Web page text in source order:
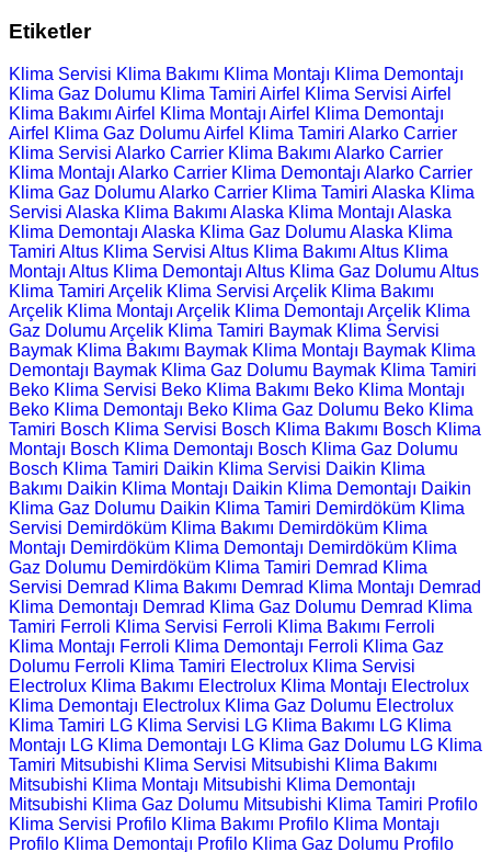
Etiketler
Klima Servisi Klima Bakımı Klima Montajı Klima Demontajı
Klima Gaz Dolumu Klima Tamiri Airfel Klima Servisi Airfel
Klima Bakımı Airfel Klima Montajı Airfel Klima Demontajı
Airfel Klima Gaz Dolumu Airfel Klima Tamiri Alarko Carrier
Klima Servisi Alarko Carrier Klima Bakımı Alarko Carrier
Klima Montajı Alarko Carrier Klima Demontajı Alarko Carrier
Klima Gaz Dolumu Alarko Carrier Klima Tamiri Alaska Klima
Servisi Alaska Klima Bakımı Alaska Klima Montajı Alaska
Klima Demontajı Alaska Klima Gaz Dolumu Alaska Klima
Tamiri Altus Klima Servisi Altus Klima Bakımı Altus Klima
Montajı Altus Klima Demontajı Altus Klima Gaz Dolumu Altus
Klima Tamiri Arçelik Klima Servisi Arçelik Klima Bakımı
Arçelik Klima Montajı Arçelik Klima Demontajı Arçelik Klima
Gaz Dolumu Arçelik Klima Tamiri Baymak Klima Servisi
Baymak Klima Bakımı Baymak Klima Montajı Baymak Klima
Demontajı Baymak Klima Gaz Dolumu Baymak Klima Tamiri
Beko Klima Servisi Beko Klima Bakımı Beko Klima Montajı
Beko Klima Demontajı Beko Klima Gaz Dolumu Beko Klima
Tamiri Bosch Klima Servisi Bosch Klima Bakımı Bosch Klima
Montajı Bosch Klima Demontajı Bosch Klima Gaz Dolumu
Bosch Klima Tamiri Daikin Klima Servisi Daikin Klima
Bakımı Daikin Klima Montajı Daikin Klima Demontajı Daikin
Klima Gaz Dolumu Daikin Klima Tamiri Demirdöküm Klima
Servisi Demirdöküm Klima Bakımı Demirdöküm Klima
Montajı Demirdöküm Klima Demontajı Demirdöküm Klima
Gaz Dolumu Demirdöküm Klima Tamiri Demrad Klima
Servisi Demrad Klima Bakımı Demrad Klima Montajı Demrad
Klima Demontajı Demrad Klima Gaz Dolumu Demrad Klima
Tamiri Ferroli Klima Servisi Ferroli Klima Bakımı Ferroli
Klima Montajı Ferroli Klima Demontajı Ferroli Klima Gaz
Dolumu Ferroli Klima Tamiri Electrolux Klima Servisi
Electrolux Klima Bakımı Electrolux Klima Montajı Electrolux
Klima Demontajı Electrolux Klima Gaz Dolumu Electrolux
Klima Tamiri LG Klima Servisi LG Klima Bakımı LG Klima
Montajı LG Klima Demontajı LG Klima Gaz Dolumu LG Klima
Tamiri Mitsubishi Klima Servisi Mitsubishi Klima Bakımı
Mitsubishi Klima Montajı Mitsubishi Klima Demontajı
Mitsubishi Klima Gaz Dolumu Mitsubishi Klima Tamiri Profilo
Klima Servisi Profilo Klima Bakımı Profilo Klima Montajı
Profilo Klima Demontajı Profilo Klima Gaz Dolumu Profilo